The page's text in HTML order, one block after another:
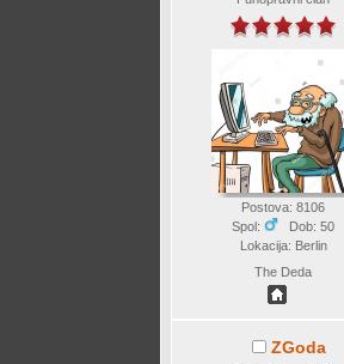
Postova: 8106
Spol:
Dob: 50
Lokacija: Berlin
The Deda
ZGoda